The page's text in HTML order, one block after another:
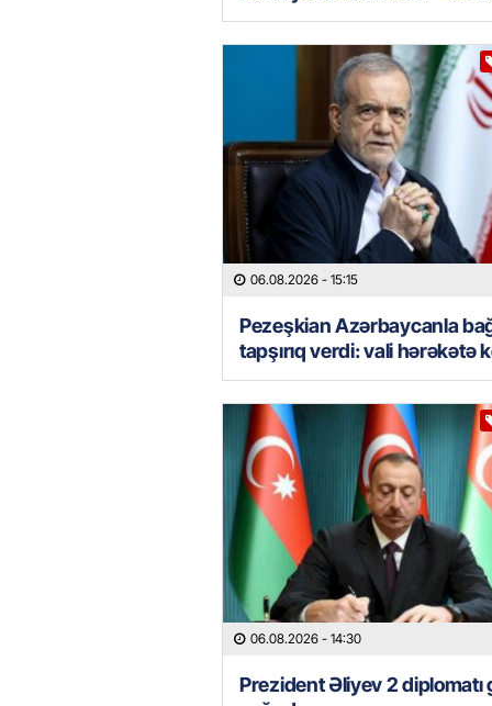
06.08.2026 - 15:15
Pezeşkian Azərbaycanla
tapşırıq verdi: vali hərəkətə
06.08.2026 - 14:30
Prezident Əliyev 2 diplomatı